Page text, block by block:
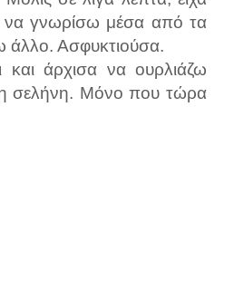
να γνωρίσω μέσα από τα
Ασφυκτιούσα.
άρχισα να ουρλιάζω
σελήνη. Μόνο που τώρα